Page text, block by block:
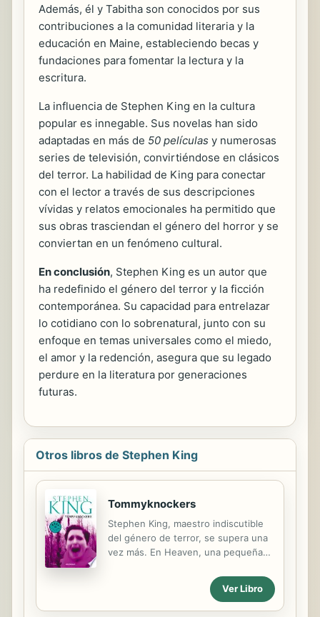
Además, él y Tabitha son conocidos por sus
contribuciones a la comunidad literaria y la
educación en Maine, estableciendo becas y
fundaciones para fomentar la lectura y la
escritura.
La influencia de Stephen King en la cultura
popular es innegable. Sus novelas han sido
adaptadas en más de 50 películas y numerosas
series de televisión, convirtiéndose en clásicos
del terror. La habilidad de King para conectar
con el lector a través de sus descripciones
vívidas y relatos emocionales ha permitido que
sus obras trasciendan el género del horror y se
conviertan en un fenómeno cultural.
En conclusión, Stephen King es un autor que
ha redefinido el género del terror y la ficción
contemporánea. Su capacidad para entrelazar
lo cotidiano con lo sobrenatural, junto con su
enfoque en temas universales como el miedo,
el amor y la redención, asegura que su legado
perdure en la literatura por generaciones
futuras.
Otros libros de Stephen King
Tommyknockers
Stephen King, maestro indiscutible
del género de terror, se supera una
vez más. En Heaven, una pequeña
produce una misteriosa serie de
accidentes y asesinatos. Varios
habitantes sufren mutilaciones y
Ver Libro